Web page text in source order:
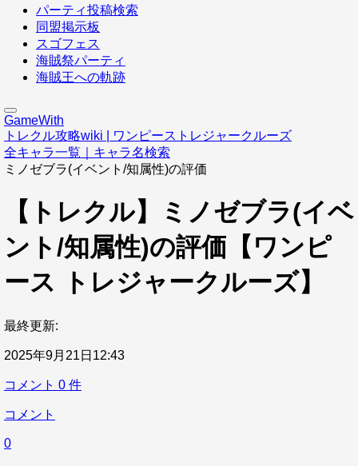
パーティ投稿検索
同盟掲示板
スゴフェス
海賊祭パーティ
海賊王への軌跡
GameWith
トレクル攻略wiki | ワンピーストレジャークルーズ
全キャラ一覧｜キャラ名検索
ミノゼブラ(イベント/知属性)の評価
【トレクル】ミノゼブラ(イベ
ント/知属性)の評価【ワンピ
ース トレジャークルーズ】
最終更新:
2025年9月21日12:43
コメント 0 件
コメント
0